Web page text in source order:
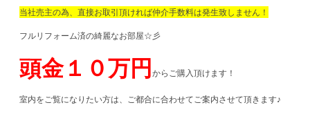
当社売主の為、直接お取引頂ければ仲介手数料は発生致しません！
フルリフォーム済の綺麗なお部屋☆彡
頭金１０万円からご購入頂けます！
室内をご覧になりたい方は、ご都合に合わせてご案内させて頂きます♪